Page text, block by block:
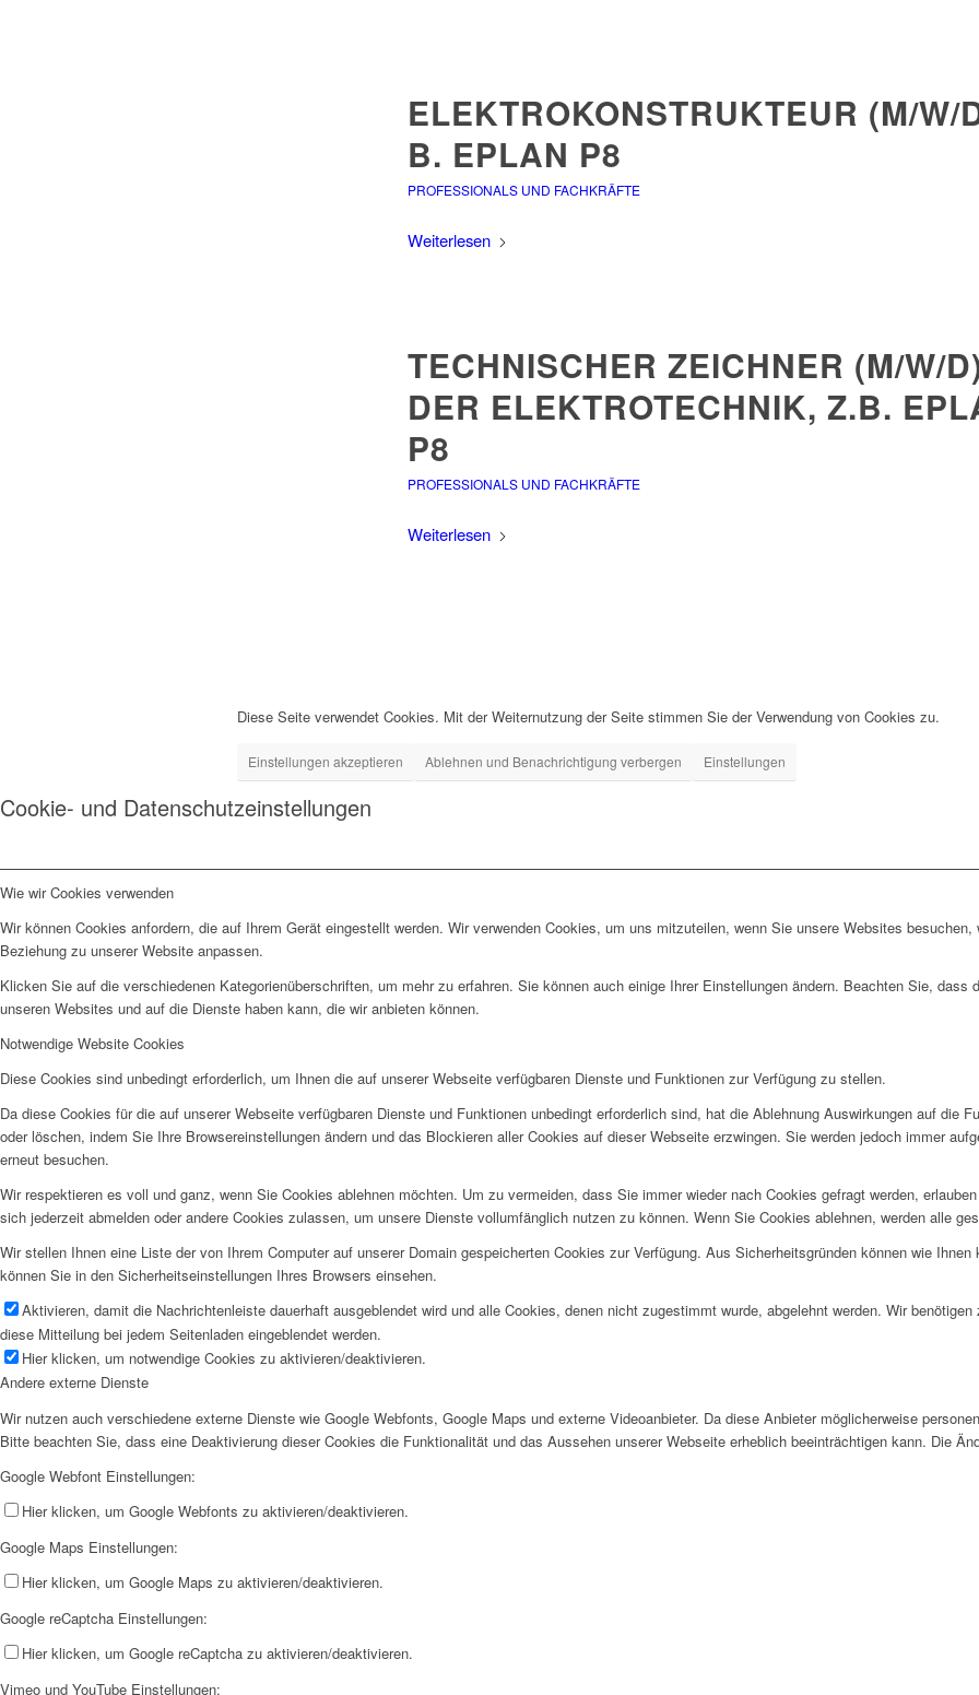
ELEKTROKONSTRUKTEUR (M/W/
B. EPLAN P8
PROFESSIONALS UND FACHKRÄFTE
Weiterlesen
TECHNISCHER ZEICHNER (M/W/
DER ELEKTROTECHNIK, Z.B.
P8
PROFESSIONALS UND FACHKRÄFTE
Weiterlesen
Diese Seite verwendet Cookies. Mit der Weiternutzung der Seite stimmen Sie der Verwendung von Cookies zu.
Einstellungen akzeptieren Ablehnen und Benachrichtigung verbergen Einstellungen
Cookie- und Datenschutzeinstellungen
Wie wir Cookies verwenden
Wir können Cookies anfordern, die auf Ihrem Gerät eingestellt werden. Wir verwenden Cookies, um uns mitzuteilen, wenn Sie unsere Websites
Beziehung zu unserer Website anpassen.
Klicken Sie auf die verschiedenen Kategorienüberschriften, um mehr zu erfahren. Sie können auch einige Ihrer Einstellungen ändern. Beachten Sie,
unseren Websites und auf die Dienste haben kann, die wir anbieten können.
Notwendige Website Cookies
Diese Cookies sind unbedingt erforderlich, um Ihnen die auf unserer Webseite verfügbaren Dienste und Funktionen zur Verfügung zu stellen.
Da diese Cookies für die auf unserer Webseite verfügbaren Dienste und Funktionen unbedingt erforderlich sind, hat die Ablehnung Auswirkungen auf die
oder löschen, indem Sie Ihre Browsereinstellungen ändern und das Blockieren aller Cookies auf dieser Webseite erzwingen. Sie werden jedoch immer
erneut besuchen.
Wir respektieren es voll und ganz, wenn Sie Cookies ablehnen möchten. Um zu vermeiden, dass Sie immer wieder nach Cookies gefragt werden,
sich jederzeit abmelden oder andere Cookies zulassen, um unsere Dienste vollumfänglich nutzen zu können. Wenn Sie Cookies ablehnen, werden alle
Wir stellen Ihnen eine Liste der von Ihrem Computer auf unserer Domain gespeicherten Cookies zur Verfügung. Aus Sicherheitsgründen können wie
können Sie in den Sicherheitseinstellungen Ihres Browsers einsehen.
Aktivieren, damit die Nachrichtenleiste dauerhaft ausgeblendet wird und alle Cookies, denen nicht zugestimmt wurde, abgelehnt werden. Wir
diese Mitteilung bei jedem Seitenladen eingeblendet werden.
Hier klicken, um notwendige Cookies zu aktivieren/deaktivieren.
Andere externe Dienste
Wir nutzen auch verschiedene externe Dienste wie Google Webfonts, Google Maps und externe Videoanbieter. Da diese Anbieter möglicherweise
Bitte beachten Sie, dass eine Deaktivierung dieser Cookies die Funktionalität und das Aussehen unserer Webseite erheblich beeinträchtigen kann. Die
Google Webfont Einstellungen:
Hier klicken, um Google Webfonts zu aktivieren/deaktivieren.
Google Maps Einstellungen:
Hier klicken, um Google Maps zu aktivieren/deaktivieren.
Google reCaptcha Einstellungen:
Hier klicken, um Google reCaptcha zu aktivieren/deaktivieren.
Vimeo und YouTube Einstellungen: